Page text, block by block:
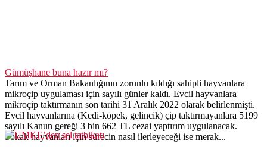
Gümüşhane buna hazır mı?
Tarım ve Orman Bakanlığının zorunlu kıldığı sahipli hayvanlara
mikroçip uygulaması için sayılı günler kaldı. Evcil hayvanlara
mikroçip taktırmanın son tarihi 31 Aralık 2022 olarak belirlenmişti.
Evcil hayvanlarına (Kedi-köpek, gelincik) çip taktırmayanlara 5199
sayılı Kanun gereği 3 bin 662 TL cezai yaptırım uygulanacak.
Sokak hayvanları için sürecin nasıl ilerleyeceği ise merak...